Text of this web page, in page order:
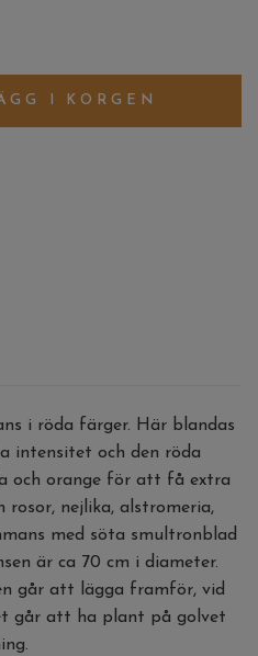
I KORGEN
i röda färger. Här blandas
intensitet och den röda
och orange för att få extra
rosor, nejlika, alstromeria,
med söta smultronblad
är ca 70 cm i diameter.
går att lägga framför, vid
går att ha plant på golvet